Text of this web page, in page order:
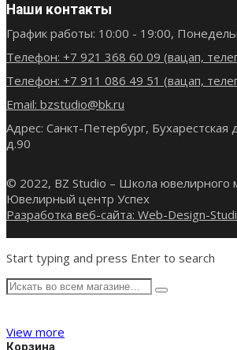
Наши контакты
График работы: 10:00 - 19:00,
Телефон: +7 921 368 60 09 (вацап,
Телефон: +7 911 086 49 51 (вацап,
Email: bzstudio@bk.ru
Адрес: Санкт-Петербург, Бухарестская
д.90
© 2022, BZ Studio – Школа ювелирного
Ювелирный центр Успех
Разработка веб-сайта: Web-Design-
Start typing and press Enter to search
View more
Корзина